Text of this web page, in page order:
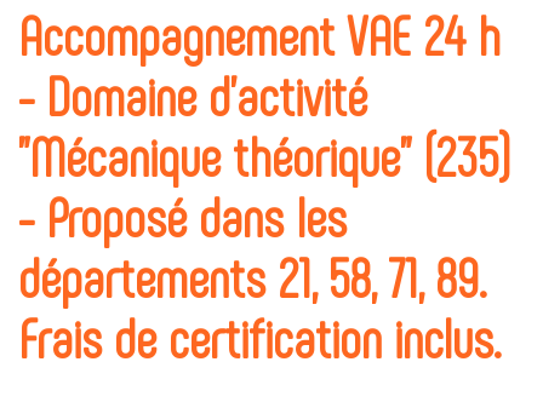
Accompagnement VAE 24 h
- Domaine d'activité
"Mécanique théorique" (235)
- Proposé dans les
départements 21, 58, 71, 89.
Frais de certification inclus.